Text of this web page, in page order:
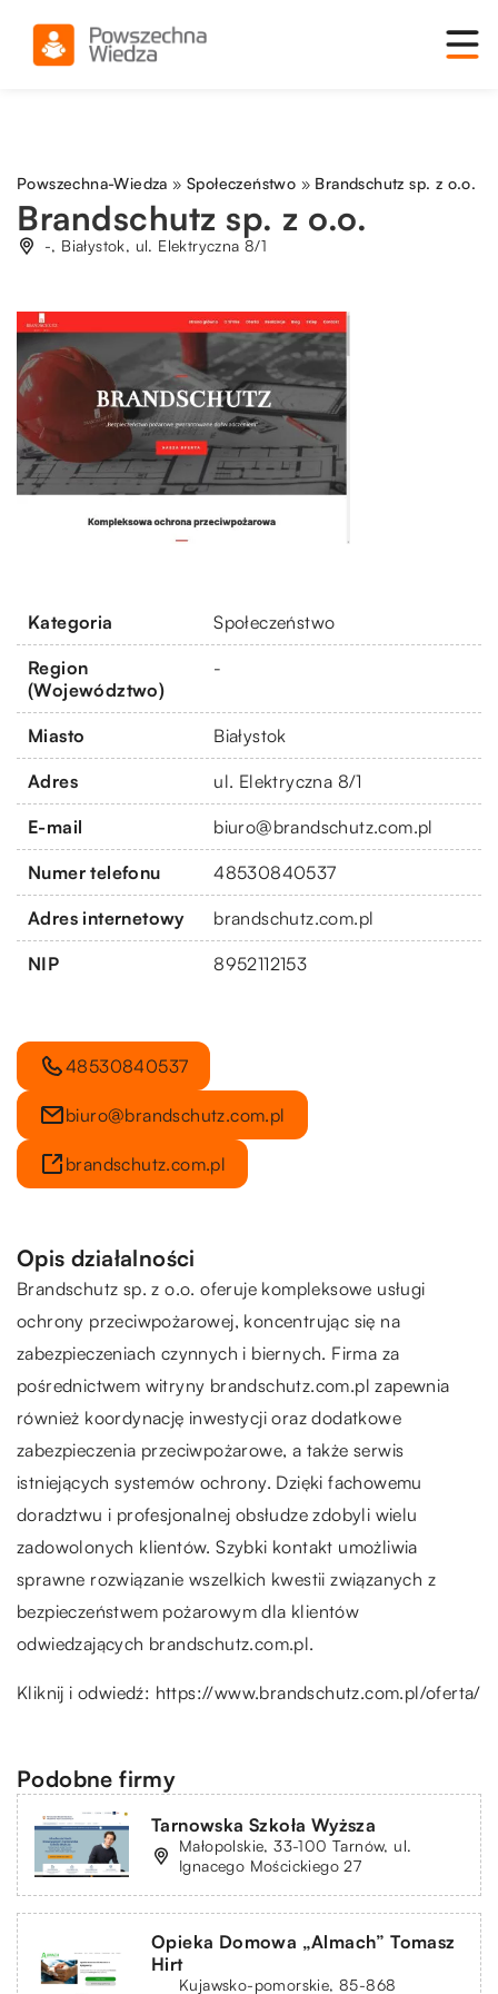
Powszechna-Wiedza »Społeczeństwo » Brandschutz sp. z o.o.
Brandschutz sp. z o.o.
-, Białystok, ul. Elektryczna 8/1
Kategoria Społeczeństwo
Region
(Województwo)
-
Miasto Białystok
Adres ul. Elektryczna 8/1
E-mail biuro@brandschutz.com.pl
Numer telefonu 48530840537
Adres internetowy brandschutz.com.pl
NIP 8952112153
48530840537
biuro@brandschutz.com.pl
brandschutz.com.pl
Opis działalności
Brandschutz sp. z o.o. oferuje kompleksowe usługi
ochrony przeciwpożarowej, koncentrując się na
zabezpieczeniach czynnych i biernych. Firma za
pośrednictwem witryny brandschutz.com.pl zapewnia
również koordynację inwestycji oraz dodatkowe
zabezpieczenia przeciwpożarowe, a także serwis
istniejących systemów ochrony. Dzięki fachowemu
doradztwu i profesjonalnej obsłudze zdobyli wielu
zadowolonych klientów. Szybki kontakt umożliwia
sprawne rozwiązanie wszelkich kwestii związanych z
bezpieczeństwem pożarowym dla klientów
odwiedzających brandschutz.com.pl.
Kliknij i odwiedź: https://www.brandschutz.com.pl/oferta/
Podobne firmy
Tarnowska Szkoła Wyższa
Małopolskie, 33-100 Tarnów, ul.
Ignacego Mościckiego 27
Opieka Domowa „Almach” Tomasz
Hirt
Kujawsko-pomorskie, 85-868